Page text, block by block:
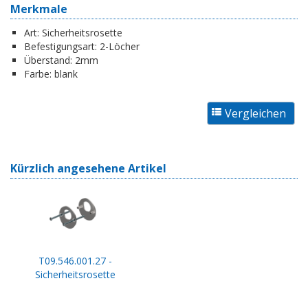
Merkmale
Art: Sicherheitsrosette
Befestigungsart: 2-Löcher
Überstand: 2mm
Farbe: blank
Kürzlich angesehene Artikel
T09.546.001.27 -
Sicherheitsrosette